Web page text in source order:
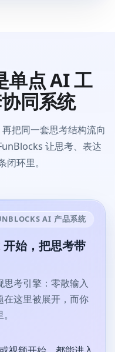
单点 AI 工
同系统
把同一套思考结构流向
让思考、表达
环里。
AI 产品系统
始，把思考带
考引擎：零散输入
在这里被展开，而你